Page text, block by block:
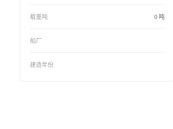
载重吨 0 吨
船厂
建造年份